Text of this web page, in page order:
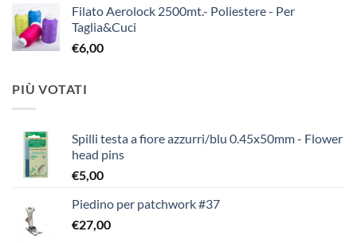
Filato Aerolock 2500mt.- Poliestere - Per
Taglia&Cuci
€6,00
PIÙ VOTATI
Spilli testa a fiore azzurri/blu 0.45x50mm - Flower
head pins
€5,00
Piedino per patchwork #37
€27,00